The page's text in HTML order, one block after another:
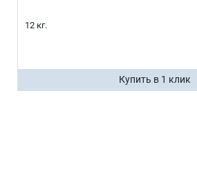
12 кг.
Купить в 1 клик